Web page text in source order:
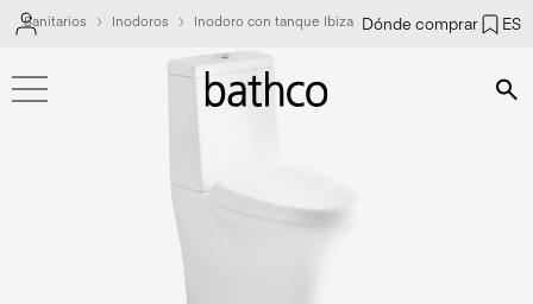
Dónde comprar ES
Sanitarios Inodoros Inodoro con tanque Ibiza